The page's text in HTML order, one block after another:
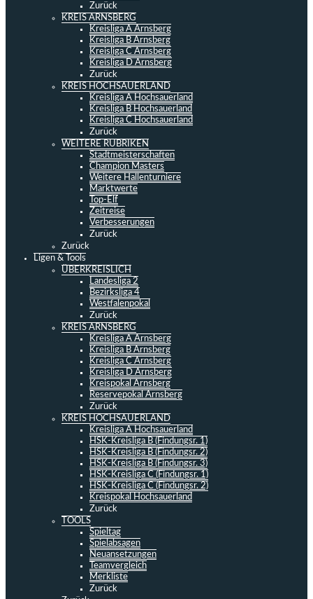
Zurück
KREIS ARNSBERG
Kreisliga A Arnsberg
Kreisliga B Arnsberg
Kreisliga C Arnsberg
Kreisliga D Arnsberg
Zurück
KREIS HOCHSAUERLAND
Kreisliga A Hochsauerland
Kreisliga B Hochsauerland
Kreisliga C Hochsauerland
Zurück
WEITERE RUBRIKEN
Stadtmeisterschaften
Champion Masters
Weitere Hallenturniere
Marktwerte
Top-Elf
Zeitreise
Verbesserungen
Zurück
Zurück
Ligen & Tools
ÜBERKREISLICH
Landesliga 2
Bezirksliga 4
Westfalenpokal
Zurück
KREIS ARNSBERG
Kreisliga A Arnsberg
Kreisliga B Arnsberg
Kreisliga C Arnsberg
Kreisliga D Arnsberg
Kreispokal Arnsberg
Reservepokal Arnsberg
Zurück
KREIS HOCHSAUERLAND
Kreisliga A Hochsauerland
HSK-Kreisliga B (Findungsr. 1)
HSK-Kreisliga B (Findungsr. 2)
HSK-Kreisliga B (Findungsr. 3)
HSK-Kreisliga C (Findungsr. 1)
HSK-Kreisliga C (Findungsr. 2)
Kreispokal Hochsauerland
Zurück
TOOLS
Spieltag
Spielabsagen
Neuansetzungen
Teamvergleich
Merkliste
Zurück